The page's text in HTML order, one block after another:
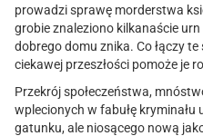
prowadzi sprawę morderstwa
grobie znaleziono kilkanaście urn
dobrego domu znika. Co łączy
ciekawej przeszłości pomoże je
Przekrój społeczeństwa,
wplecionych w fabułę
gatunku, ale niosącego nową